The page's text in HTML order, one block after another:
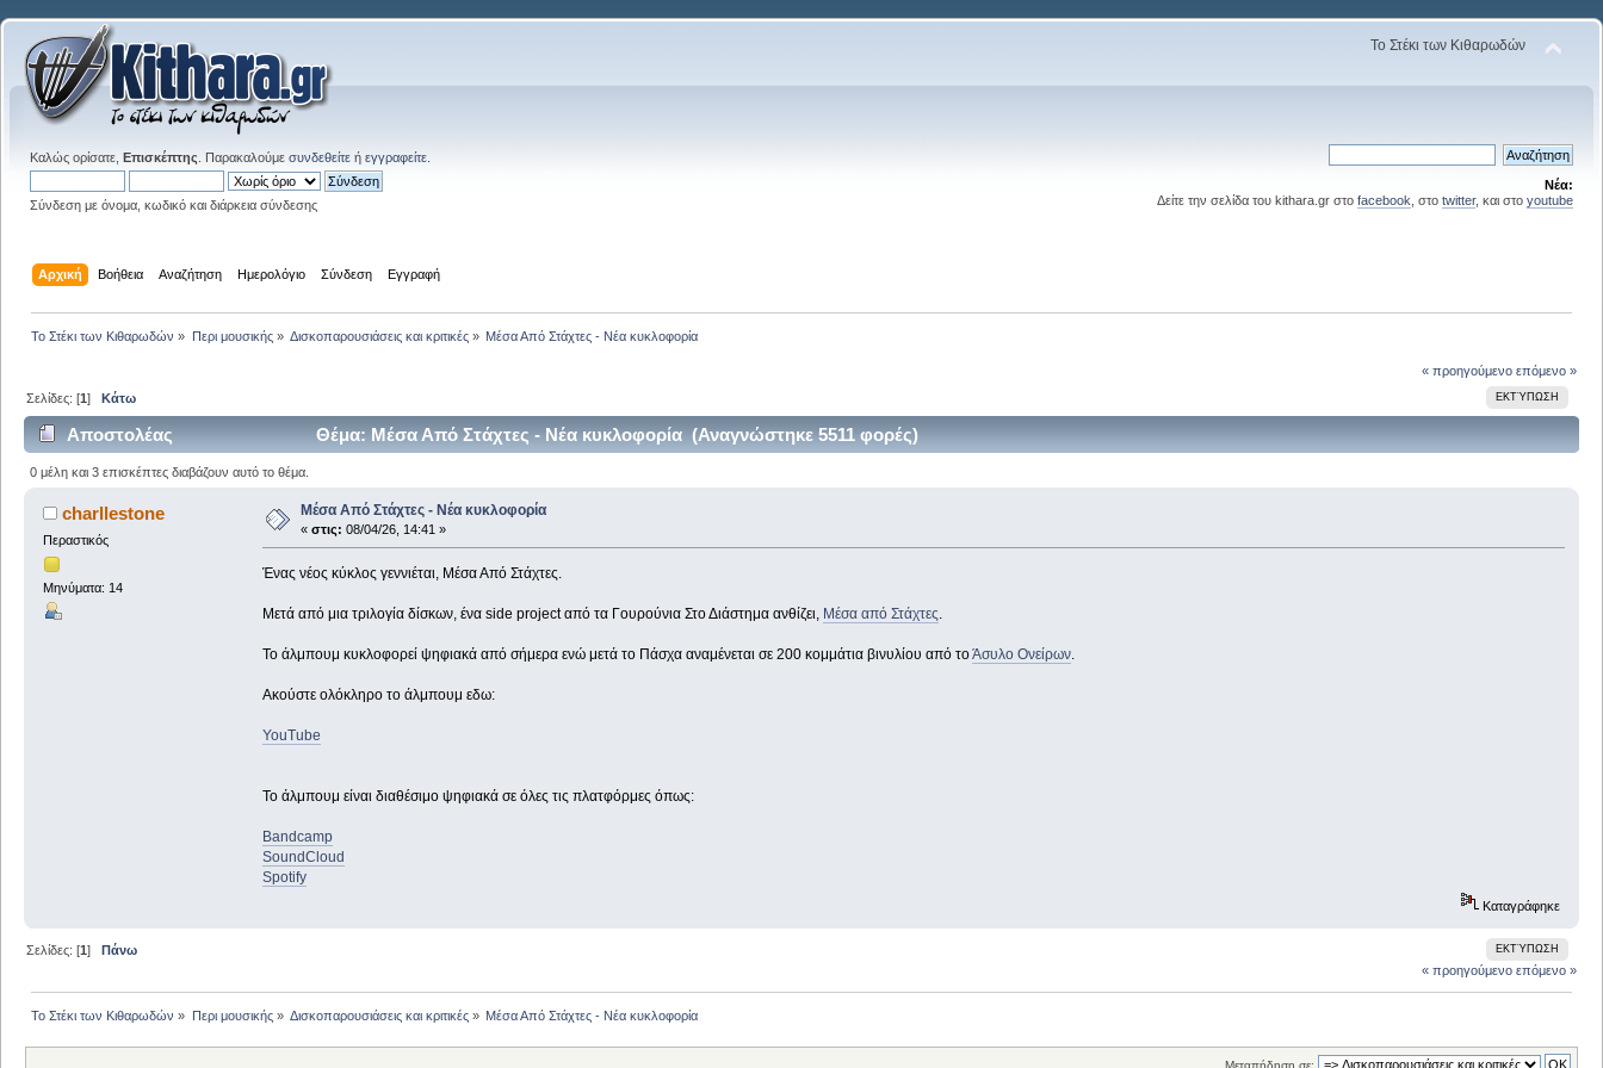
Το Στέκι των Κιθαρωδών
Καλώς ορίσατε, Επισκέπτης . Παρακαλούμε συνδεθείτε ή εγγραφείτε
Σύνδεση με όνομα, κωδικό και διάρκεια σύνδεσης
Νέα:
Δείτε την σελίδα του kithara.gr στο facebook , στο twitter, και στο youtube
Αρχική Βοήθεια Αναζήτηση Ημερολόγιο Σύνδεση Εγγραφή
Το Στέκι των Κιθαρωδών » Περι μουσικής» Δισκοπαρουσιάσεις και κριτικές» Μέσα Από Στάχτες - Νέα κυκλοφορία
« προηγούμενο επόμενο »
ΕΚΤΎΠΩΣΗ
Σελίδες: [1]Κάτω
Αποστολέας Θέμα: Μέσα Από Στάχτες - Νέα κυκλοφορία (Αναγνώστηκε 5511 φορές)
0 μέλη και 3 επισκέπτες διαβάζουν αυτό το θέμα.
charllestone
Περαστικός
Μηνύματα: 14
Μέσα Από Στάχτες - Νέα κυκλοφορία
« στις: 08/04/26, 14:41 »
Ένας νέος κύκλος γεννιέται, Μέσα Από Στάχτες.
Μετά από μια τριλογία δίσκων, ένα side project από τα Γουρούνια Στο Διάστημα ανθίζει, Μέσα από Στάχτες.
Το άλμπουμ κυκλοφορεί ψηφιακά από σήμερα ενώ μετά το Πάσχα αναμένεται σε 200 κομμάτια βινυλίου από τοΆσυλο Ονείρων.
Ακούστε ολόκληρο το άλμπουμ εδω:
YouTube
To άλμπουμ είναι διαθέσιμο ψηφιακά σε όλες τις πλατφόρμες όπως:
Bandcamp
SoundCloud
Spotify
Καταγράφηκε
ΕΚΤΎΠΩΣΗ
Σελίδες: [1]Πάνω
« προηγούμενο επόμενο »
Το Στέκι των Κιθαρωδών » Περι μουσικής» Δισκοπαρουσιάσεις και κριτικές» Μέσα Από Στάχτες - Νέα κυκλοφορία
Μεταπήδηση σε: